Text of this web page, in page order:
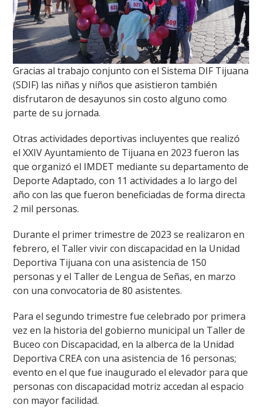
Gracias al trabajo conjunto con el Sistema DIF Tijuana
(SDIF) las niñas y niños que asistieron también
disfrutaron de desayunos sin costo alguno como
parte de su jornada.
Otras actividades deportivas incluyentes que realizó
el XXIV Ayuntamiento de Tijuana en 2023 fueron las
que organizó el IMDET mediante su departamento de
Deporte Adaptado, con 11 actividades a lo largo del
año con las que fueron beneficiadas de forma directa
2 mil personas.
Durante el primer trimestre de 2023 se realizaron en
febrero, el Taller vivir con discapacidad en la Unidad
Deportiva Tijuana con una asistencia de 150
personas y el Taller de Lengua de Señas, en marzo
con una convocatoria de 80 asistentes.
Para el segundo trimestre fue celebrado por primera
vez en la historia del gobierno municipal un Taller de
Buceo con Discapacidad, en la alberca de la Unidad
Deportiva CREA con una asistencia de 16 personas;
evento en el que fue inaugurado el elevador para que
personas con discapacidad motriz accedan al espacio
con mayor facilidad.